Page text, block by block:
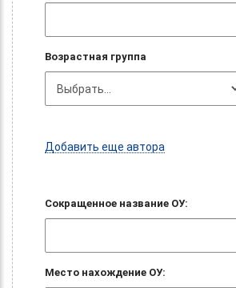
Возрастная группа
Добавить еще автора
Сокращенное название ОУ:
Место нахождение ОУ: